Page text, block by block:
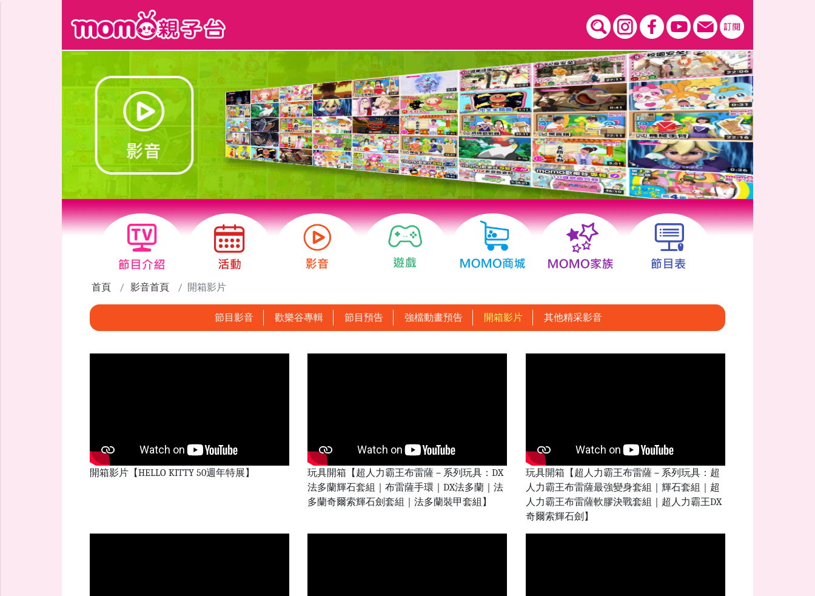
首頁 影音首頁 開箱影片
節目影音 歡樂谷專輯 節目預告 強檔動畫預告 開箱影片 其他精采影音
開箱影片【HELLO KITTY 50週年特展】
玩具開箱【超人力霸王布雷薩－系列玩具：DX
法多蘭輝石套組｜布雷薩手環｜DX法多蘭｜法
多蘭奇爾索輝石劍套組｜法多蘭裝甲套組】
玩具開箱【超人力霸王布雷薩－系列玩具：超
人力霸王布雷薩最強變身套組｜輝石套組｜超
人力霸王布雷薩軟膠決戰套組｜超人力霸王DX
奇爾索輝石劍】